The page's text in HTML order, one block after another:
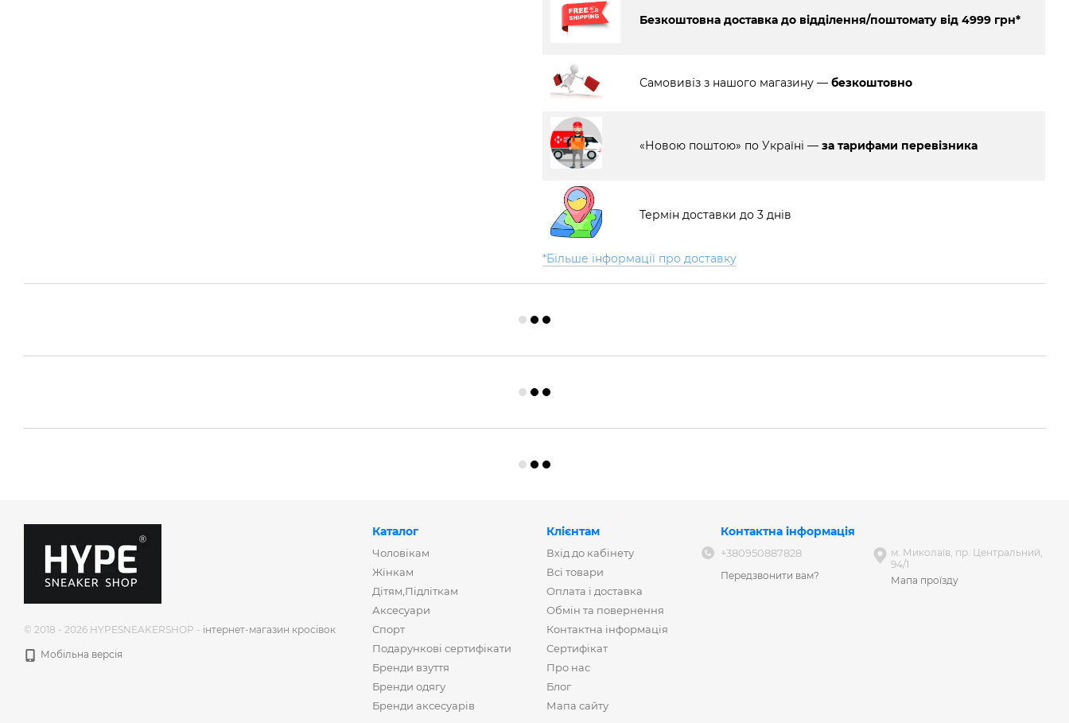
Безкоштовна доставка до відділення/поштомату від 4999 грн*
Самовивіз з нашого магазину — безкоштовно
«Новою поштою» по Україні — за тарифами перевізника
Термін доставки до 3 днів
*Більше інформації про доставку
© 2018 - 2026 HYPESNEAKERSHOP - інтернет-магазин кросівок
Мобільна версія
Каталог
Чоловікам
Жінкам
Дітям,Підліткам
Аксесуари
Спорт
Подарункові сертифікати
Бренди взуття
Бренди одягу
Бренди аксесуарів
Клієнтам
Вхід до кабінету
Всі товари
Оплата і доставка
Обмін та повернення
Контактна інформація
Сертифікат
Про нас
Блог
Мапа сайту
Контактна інформація
+380950887828
Передзвонити вам?
м. Миколаїв, пр. Центральний,
94/1
Мапа проїзду